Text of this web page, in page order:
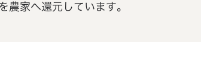
を農家へ還元しています。